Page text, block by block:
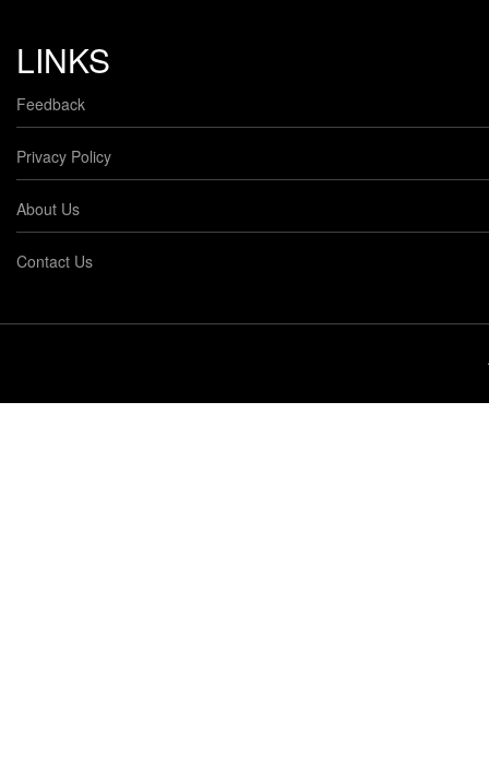
LINKS
Feedback
Privacy Policy
About Us
Contact Us